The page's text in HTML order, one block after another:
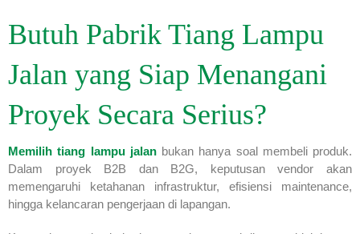
Butuh Pabrik Tiang Lampu
Jalan yang Siap Menangani
Proyek Secara Serius?
Memilih tiang lampu jalanbukan hanya soal membeli produk.
Dalam proyek B2B dan B2G, keputusan vendor akan
memengaruhi ketahanan infrastruktur, efisiensi maintenance,
hingga kelancaran pengerjaan di lapangan.